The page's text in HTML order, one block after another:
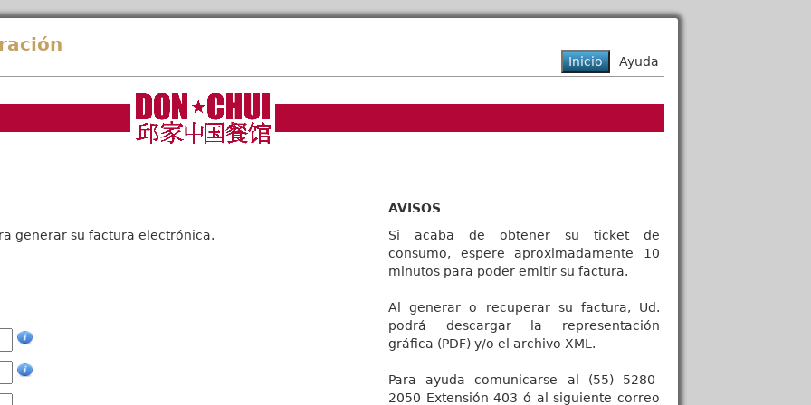
generar su factura electrónica.
AVISOS
Si acaba de obtener su ticket de
consumo, espere aproximadamente 10
minutos para poder emitir su factura.
Al generar o recuperar su factura, Ud.
podrá descargar la representación
gráfica (PDF) y/o el archivo XML.
Para ayuda comunicarse al (55) 5280-
2050 Extensión 403 ó al siguiente correo